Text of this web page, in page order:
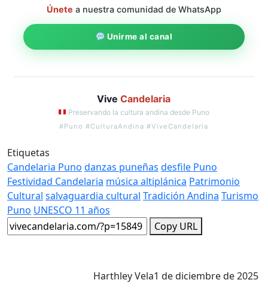
Únete a nuestra comunidad de WhatsApp
Unirme al canal
ViveCandelaria
Preservando la cultura andina desde Puno
#Puno #CulturaAndina #ViveCandelaria
Etiquetas
Candelaria Puno danzas puneñas desfile Puno
Festividad Candelaria música altiplánica Patrimonio
Cultural salvaguardia cultural Tradición Andina Turismo
Puno UNESCO 11 años
Copy URL
Harthley Vela1 de diciembre de 2025